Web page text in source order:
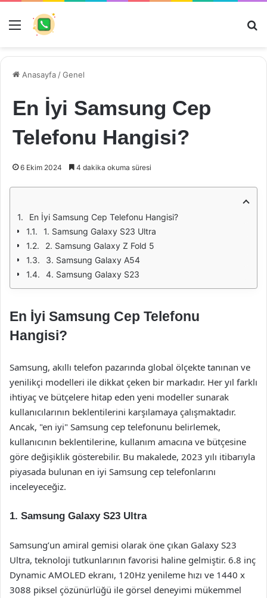
Menü
Anasayfa /Genel
En İyi Samsung Cep
Telefonu Hangisi?
6 Ekim 2024 4 dakika okuma süresi
En İyi Samsung Cep Telefonu Hangisi?
1. Samsung Galaxy S23 Ultra
2. Samsung Galaxy Z Fold 5
3. Samsung Galaxy A54
4. Samsung Galaxy S23
En İyi Samsung Cep Telefonu
Hangisi?
Samsung, akıllı telefon pazarında global ölçekte tanınan ve
yenilikçi modelleri ile dikkat çeken bir markadır. Her yıl farklı
ihtiyaç ve bütçelere hitap eden yeni modeller sunarak
kullanıcılarının beklentilerini karşılamaya çalışmaktadır.
Ancak, "en iyi" Samsung cep telefonunu belirlemek,
kullanıcının beklentilerine, kullanım amacına ve bütçesine
göre değişiklik gösterebilir. Bu makalede, 2023 yılı itibarıyla
piyasada bulunan en iyi Samsung cep telefonlarını
inceleyeceğiz.
1. Samsung Galaxy S23 Ultra
Samsung’un amiral gemisi olarak öne çıkan Galaxy S23
Ultra, teknoloji tutkunlarının favorisi haline gelmiştir. 6.8 inç
Dynamic AMOLED ekranı, 120Hz yenileme hızı ve 1440 x
3088 piksel çözünürlüğü ile görsel deneyimi mükemmel